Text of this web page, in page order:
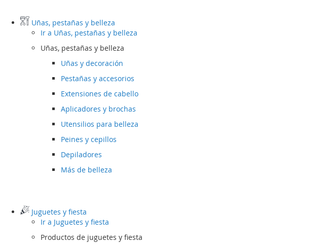
Uñas, pestañas y belleza
Ir a Uñas, pestañas y belleza
Uñas, pestañas y belleza
Uñas y decoración
Pestañas y accesorios
Extensiones de cabello
Aplicadores y brochas
Utensilios para belleza
Peines y cepillos
Depiladores
Más de belleza
Juguetes y fiesta
Ir a Juguetes y fiesta
Productos de juguetes y fiesta